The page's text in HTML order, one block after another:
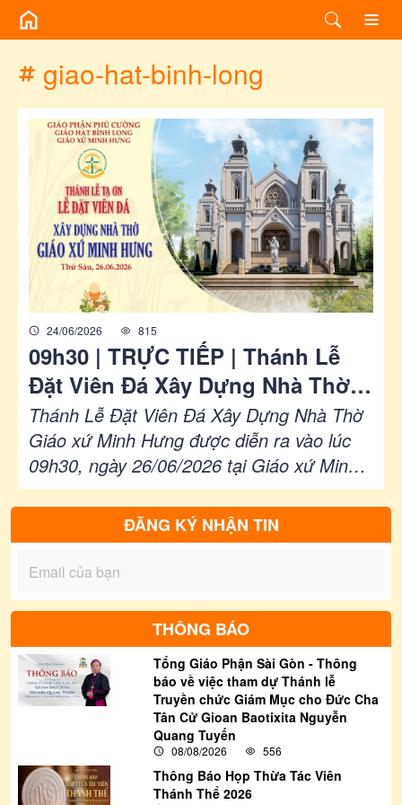
giao-hat-binh-long
24/06/2026 815
09h30 | TRỰC TIẾP | Thánh Lễ
Đặt Viên Đá Xây Dựng Nhà Thờ
Giáo xứ Minh Hưng | 26/06/2026
Thánh Lễ Đặt Viên Đá Xây Dựng Nhà Thờ
Giáo xứ Minh Hưng được diễn ra vào lúc
09h30, ngày 26/06/2026 tại Giáo xứ Minh
Hưng - Giáo hạt Bình Long
ĐĂNG KÝ NHẬN TIN
THÔNG BÁO
Tổng Giáo Phận Sài Gòn - Thông
báo về việc tham dự Thánh lễ
Truyền chức Giám Mục cho Đức Cha
Tân Cử Gioan Baotixita Nguyễn
Quang Tuyến
08/08/2026 556
Thông Báo Họp Thừa Tác Viên
Thánh Thể 2026
/chuyen-de/tag?id=giao-hat-binh-long